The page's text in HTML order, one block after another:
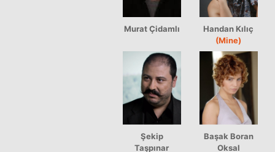
Murat Çidamlı
Handan Kılıç
(Mine)
Şekip
Taşpınar
Başak Boran
Oksal